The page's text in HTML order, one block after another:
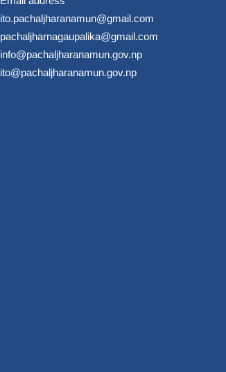
ito.pachaljharanamun@gmail.com
pachaljharnagaupalika@gmail.com
info@pachaljharanamun.gov.np
ito@pachaljharanamun.gov.np